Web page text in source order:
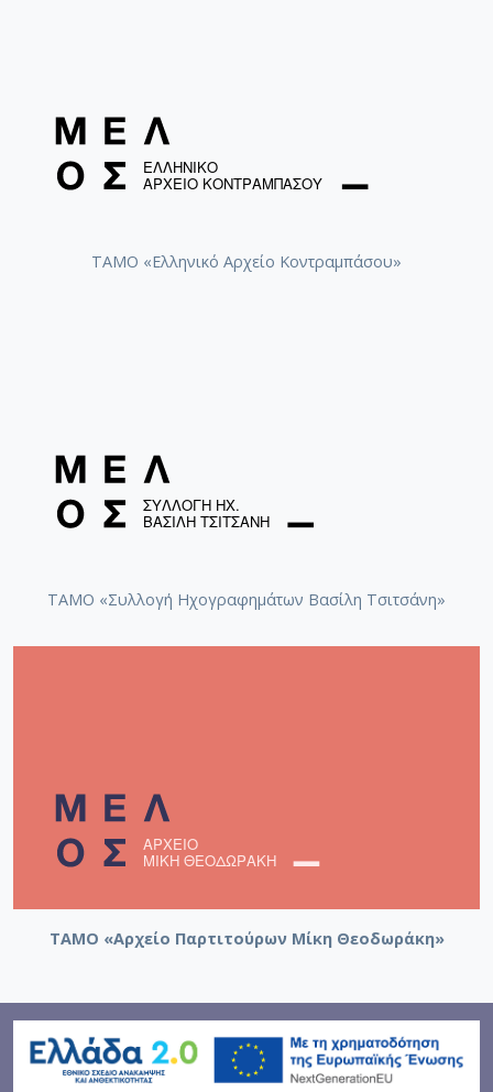
ΤΑΜΟ «Ελληνικό Αρχείο Κοντραμπάσου»
ΤΑΜΟ «Συλλογή Ηχογραφημάτων Βασίλη Τσιτσάνη»
ΤΑΜΟ «Αρχείο Παρτιτούρων Μίκη Θεοδωράκη»